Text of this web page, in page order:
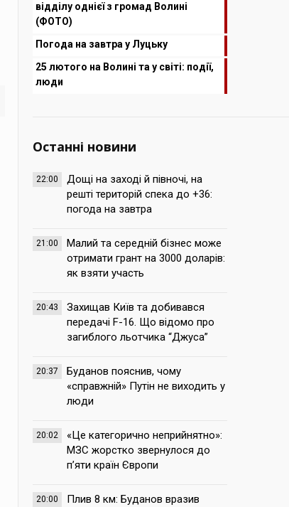
відділу однієї з громад Волині
(ФОТО)
Погода на завтра у Луцьку
25 лютого на Волині та у світі: події,
люди
Останні новини
22:00
Дощі на заході й півночі, на
решті територій спека до +36:
погода на завтра
21:00
Малий та середній бізнес може
отримати грант на 3000 доларів:
як взяти участь
20:43
Захищав Київ та добивався
передачі F-16. Що відомо про
загиблого льотчика “Джуса”
20:37
Буданов пояснив, чому
«справжній» Путін не виходить у
люди
20:02
«Це категорично неприйнятно»:
МЗС жорстко звернулося до
п’яти країн Європи
20:00
Плив 8 км: Буданов вразив